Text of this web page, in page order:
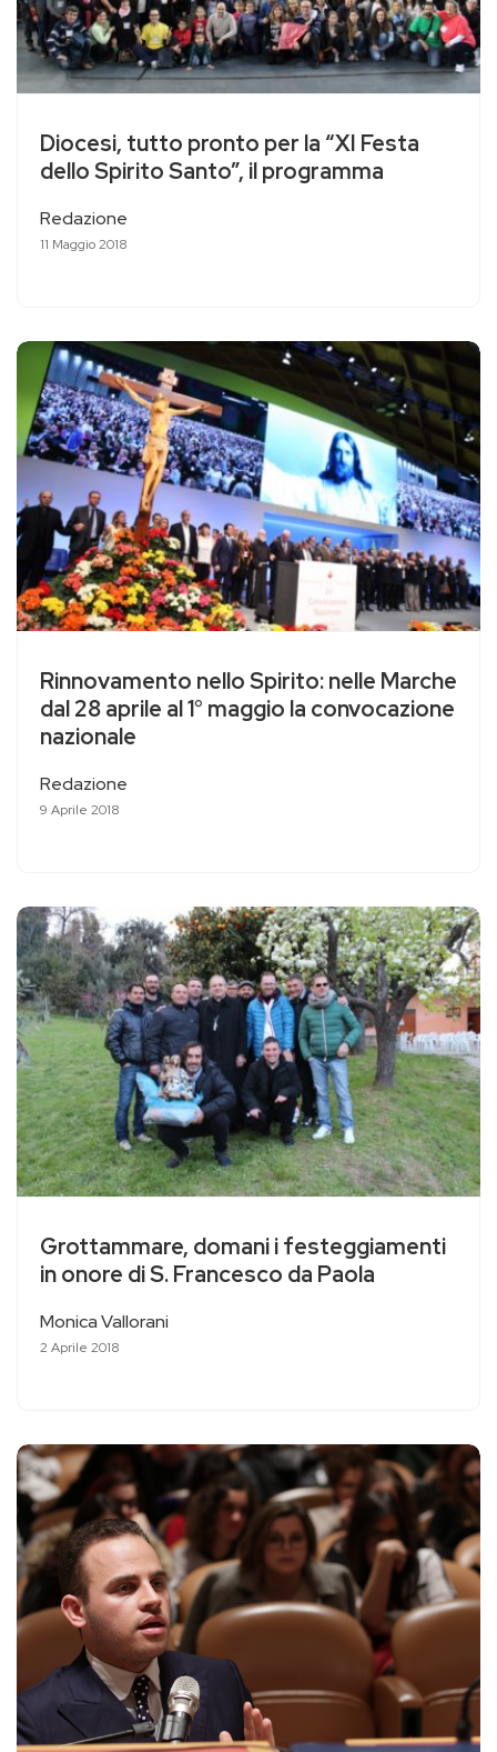
Diocesi, tutto pronto per la “XI Festa
dello Spirito Santo”, il programma
Redazione
11 Maggio 2018
Rinnovamento nello Spirito: nelle Marche
dal 28 aprile al 1° maggio la convocazione
nazionale
Redazione
9 Aprile 2018
Grottammare, domani i festeggiamenti
in onore di S. Francesco da Paola
Monica Vallorani
2 Aprile 2018